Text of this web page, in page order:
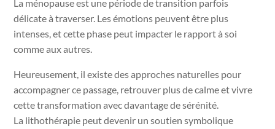
La ménopause est une période de transition parfois
délicate à traverser. Les émotions peuvent être plus
intenses, et cette phase peut impacter le rapport à soi
comme aux autres.
Heureusement, il existe des approches naturelles pour
accompagner ce passage, retrouver plus de calme et vivre
cette transformation avec davantage de sérénité.
La lithothérapie peut devenir un soutien symbolique